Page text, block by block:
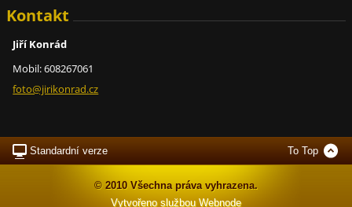
Kontakt
Jiří Konrád
Mobil: 608267061
foto@jirikonrad.cz
Standardní verze To Top
© 2010 Všechna práva vyhrazena.
Vytvořeno službou Webnode